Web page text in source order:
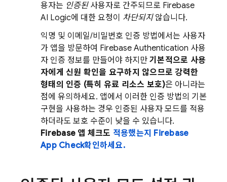
용자는 인증된사용자로 간주되므로 Firebase
AI Logic에 대한 요청이 차단되지않습니다.
익명 및 이메일/비밀번호 인증 방법에서는 사용자
가 앱을 방문하여 Firebase Authentication 사용
자 인증 정보를 만들어야 하지만 기본적으로 사용
자에게 신원 확인을 요구하지 않으므로 강력한
형태의 인증 (특히 유료 리소스 보호)은 아니라는
점에 유의하세요. 앱에서 이러한 인증 방법의 기본
구현을 사용하는 경우 인증된 사용자 모드를 적용
하더라도 보호 수준이 낮을 수 있습니다.
Firebase 앱 체크도 적용했는지 Firebase
App Check확인하세요.